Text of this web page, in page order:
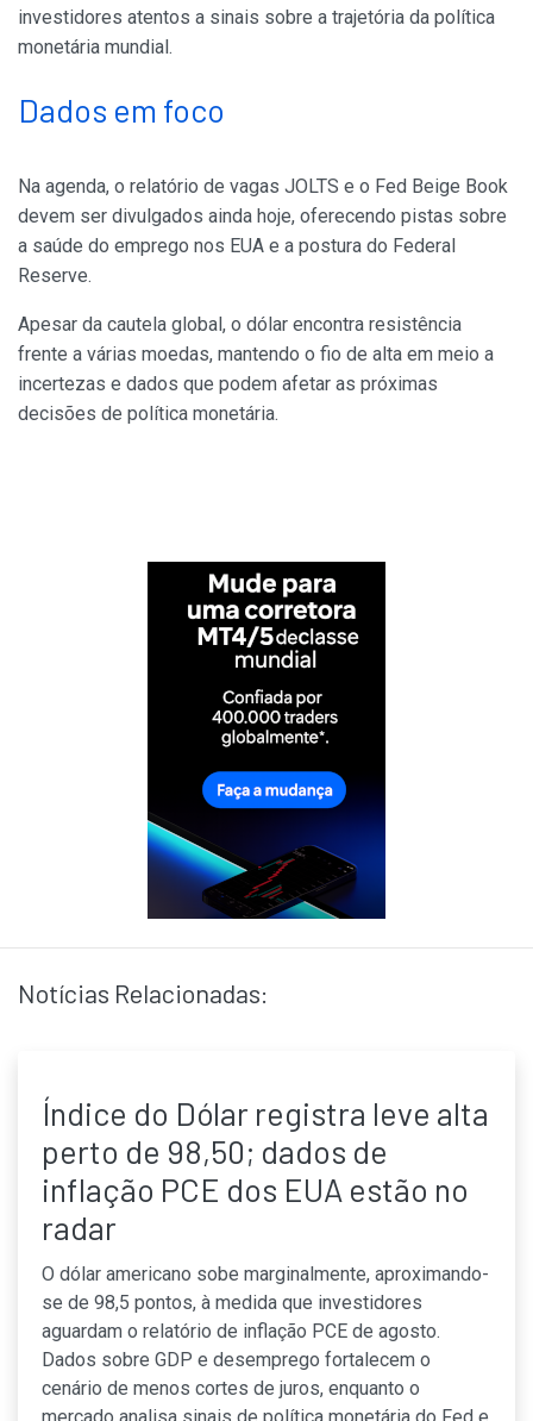
investidores atentos a sinais sobre a trajetória da política
monetária mundial.
Dados em foco
Na agenda, o relatório de vagas JOLTS e o Fed Beige Book
devem ser divulgados ainda hoje, oferecendo pistas sobre
a saúde do emprego nos EUA e a postura do Federal
Reserve.
Apesar da cautela global, o dólar encontra resistência
frente a várias moedas, mantendo o fio de alta em meio a
incertezas e dados que podem afetar as próximas
decisões de política monetária.
Notícias Relacionadas:
Índice do Dólar registra leve alta
perto de 98,50; dados de
inflação PCE dos EUA estão no
radar
O dólar americano sobe marginalmente, aproximando-
se de 98,5 pontos, à medida que investidores
aguardam o relatório de inflação PCE de agosto.
Dados sobre GDP e desemprego fortalecem o
cenário de menos cortes de juros, enquanto o